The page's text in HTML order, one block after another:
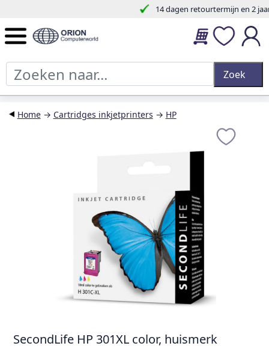
14 dagen retourtermijn en 2 jaar garantie.
Home→ Cartridges inkjetprinters → HP
SecondLife HP 301XL color, huismerk